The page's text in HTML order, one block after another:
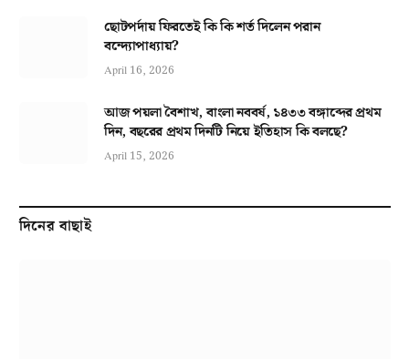
ছোটপর্দায় ফিরতেই কি কি শর্ত দিলেন পরান
বন্দ্যোপাধ্যায়?
April 16, 2026
আজ পয়লা বৈশাখ, বাংলা নববর্ষ, ১৪৩৩ বঙ্গাব্দের প্রথম
দিন, বছরের প্রথম দিনটি নিয়ে ইতিহাস কি বলছে?
April 15, 2026
দিনের বাছাই